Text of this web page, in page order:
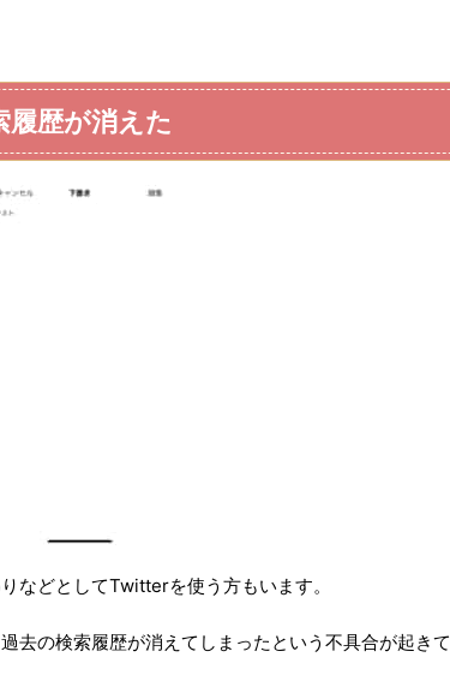
歴が消えた
などとしてTwitterを使う方もいます。
去の検索履歴が消えてしまったという不具合が起きて